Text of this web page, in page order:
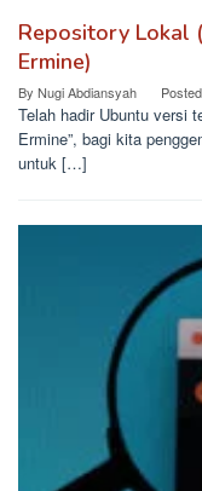
Repository Lokal
Ermine)
By Nugi Abdiansyah
Telah hadir Ubuntu versi
Ermine”, bagi kita
untuk […]